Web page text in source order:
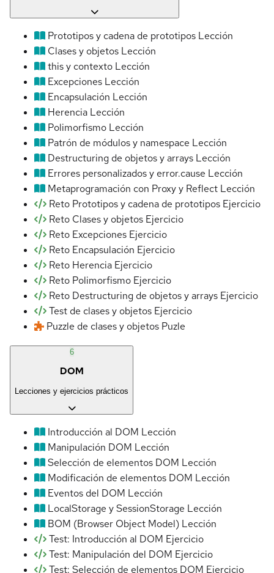
Prototipos y cadena de prototipos Lección
Clases y objetos Lección
this y contexto Lección
Excepciones Lección
Encapsulación Lección
Herencia Lección
Polimorfismo Lección
Patrón de módulos y namespace Lección
Destructuring de objetos y arrays Lección
Errores personalizados y error.cause Lección
Metaprogramación con Proxy y Reflect Lección
Reto Prototipos y cadena de prototipos Ejercicio
Reto Clases y objetos Ejercicio
Reto Excepciones Ejercicio
Reto Encapsulación Ejercicio
Reto Herencia Ejercicio
Reto Polimorfismo Ejercicio
Reto Destructuring de objetos y arrays Ejercicio
Test de clases y objetos Ejercicio
Puzzle de clases y objetos Puzle
6
DOM
Lecciones y ejercicios prácticos
Introducción al DOM Lección
Manipulación DOM Lección
Selección de elementos DOM Lección
Modificación de elementos DOM Lección
Eventos del DOM Lección
LocalStorage y SessionStorage Lección
BOM (Browser Object Model) Lección
Test: Introducción al DOM Ejercicio
Test: Manipulación del DOM Ejercicio
Test: Selección de elementos DOM Ejercicio